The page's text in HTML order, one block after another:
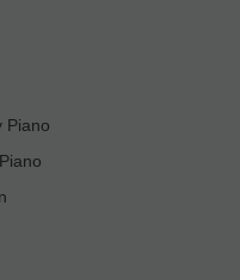
Piano